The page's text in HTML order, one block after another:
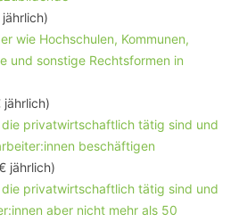
wie Hochschulen, Kommunen,
und sonstige Rechtsformen in
privatwirtschaftlich tätig sind und
beschäftigen
jährlich)
privatwirtschaftlich tätig sind und
aber nicht mehr als 50